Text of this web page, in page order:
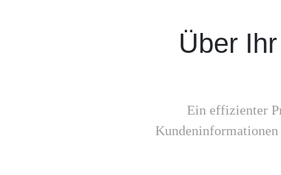
Über
Ein effizienter
Kundeninformationen